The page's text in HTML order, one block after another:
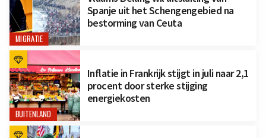
MIGRATIE
Spanje uit het Schengengebied na
bestorming van Ceuta
BUITENLAND
Inflatie in Frankrijk stijgt in juli naar 2,1
procent door sterke stijging
energiekosten